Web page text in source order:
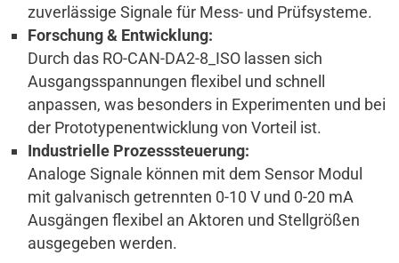
zuverlässige Signale für Mess- und Prüfsysteme.
Forschung & Entwicklung:
Durch das RO-CAN-DA2-8_ISO lassen sich
Ausgangsspannungen flexibel und schnell
anpassen, was besonders in Experimenten und bei
der Prototypenentwicklung von Vorteil ist.
Industrielle Prozesssteuerung:
Analoge Signale können mit dem Sensor Modul
mit galvanisch getrennten 0-10 V und 0-20 mA
Ausgängen flexibel an Aktoren und Stellgrößen
ausgegeben werden.